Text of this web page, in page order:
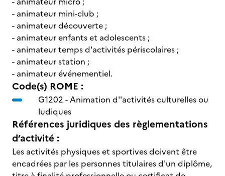
- animateur mini-club ;
- animateur découverte ;
- animateur enfants et adolescents ;
- animateur temps d'activités périscolaires ;
- animateur station ;
- animateur événementiel.
Code(s) ROME :
G1202 -Animation d''activités culturelles ou
ludiques
Références juridiques des règlementations
d’activité :
Les activités physiques et sportives doivent être
encadrées par les personnes titulaires d'un diplôme,